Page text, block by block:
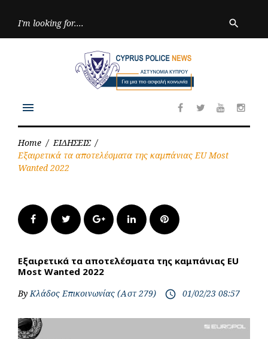
search
Facebook
TwitterYoutube
menu
Home / ΕΙΔΗΣΕΙΣ /
Εξαιρετικά τα αποτελέσματα της καμπάνιας EU Most
Wanted 2022
FacebookTwitter Google+LinkedInPinterest
Εξαιρετικά τα αποτελέσματα της καμπάνιας EU
Most Wanted 2022
ByΚλάδος Επικοινωνίας (Αστ 279) access_time 01/02/23 08:57